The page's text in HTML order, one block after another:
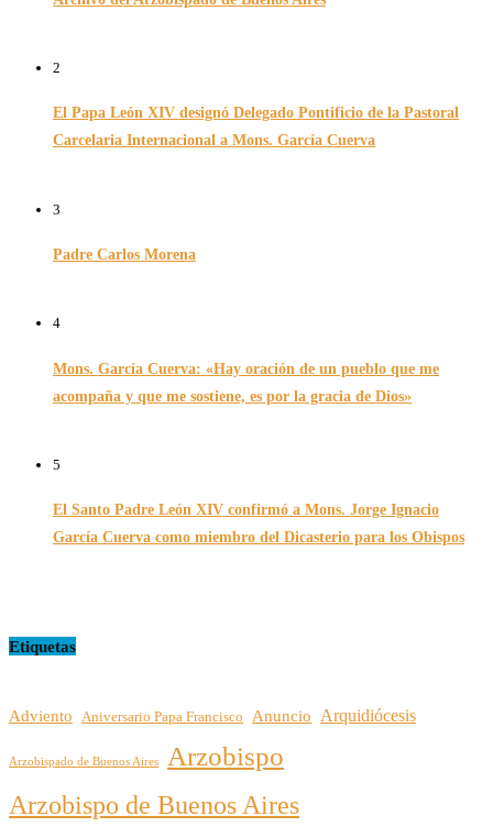
2
El Papa León XIV designó Delegado Pontificio de la Pastoral
Carcelaria Internacional a Mons. García Cuerva
3
Padre Carlos Morena
4
Mons. García Cuerva: «Hay oración de un pueblo que me
acompaña y que me sostiene, es por la gracia de Dios»
5
El Santo Padre León XIV confirmó a Mons. Jorge Ignacio
García Cuerva como miembro del Dicasterio para los Obispos
Etiquetas
Adviento Aniversario Papa Francisco Anuncio Arquidiócesis
Arzobispado de Buenos Aires Arzobispo
Arzobispo de Buenos Aires